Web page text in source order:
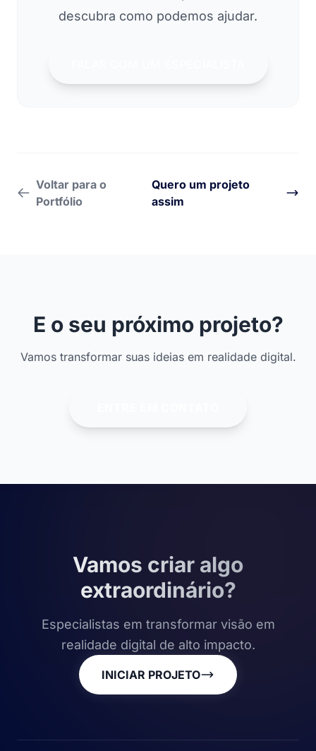
descubra como podemos ajudar.
Voltar para o
Portfólio
Quero um projeto
assim
E o seu próximo projeto?
Vamos transformar suas ideias em realidade digital.
Vamos criar algo
extraordinário?
Especialistas em transformar visão em
realidade digital de alto impacto.
INICIAR PROJETO